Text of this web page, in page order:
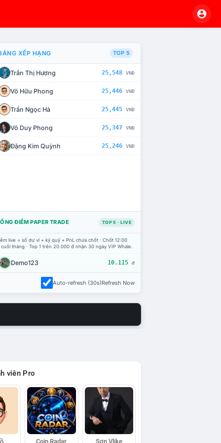
CHẾ TÀI XỬ LÝ VI PHẠM
XẾP HẠNG TOP 5
Trần Thị Hương 25,548 VNĐ
Võ Hữu Phong 25,446 VNĐ
Trần Ngọc Hà 25,445 VNĐ
Võ Duy Phong 25,347 VNĐ
Đặng Kim Quỳnh 25,246 VNĐ
ĐIỂM PAPER TRADE TOP 5 · LIVE
live = số dư ví + ký quỹ + PnL chưa chốt · Chốt 12:00
tháng · Top 1 trên 20.000 đ nhận 30 ngày VIP Whale.
Demo123 10.115 đ
Auto-refresh (30s)Refresh Now
viên Pro
Coin Radar Sơn Vlike